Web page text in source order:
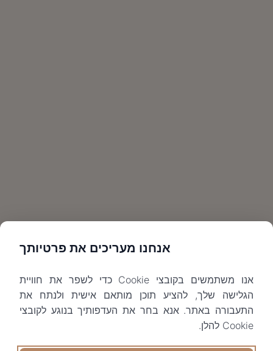
אנחנו מעריכים את פרטיותך
אנו משתמשים בקובצי Cookie כדי לשפר את חוויית
הגלישה שלך, להציע תוכן מותאם אישית ולנתח את
התעבורה באתר. אנא בחר את העדפותיך בנוגע לקובצי
Cookie להלן.